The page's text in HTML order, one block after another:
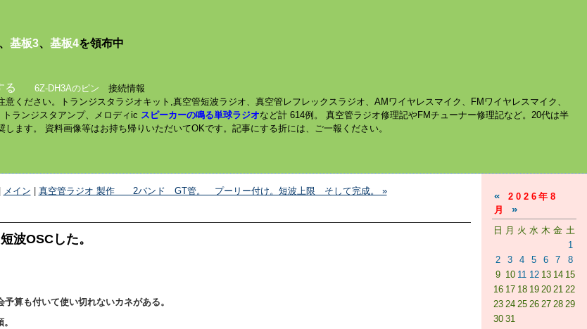
、 基板3、 基板4を領布中
る 6Z-DH3Aのピン 接続情報
ください。トランジスタラジオキット,真空管短波ラジオ、真空管レフレックスラジオ、AMワイヤレスマイク、FMワイヤレスマイク、
ランジスタアンプ、メロディic スピーカーの鳴る単球ラジオなど計 614例。 真空管ラジオ修理記やFMチューナー修理記など。20代は半
ます。 資料画像等はお持ち帰りいただいてOKです。記事にする折には、ご一報ください。
メイン 真空管ラジオ 製作 2バンド GT管。 プーリー付け。短波上限 そして完成。 »
OSCした。
算も付いて使い切れないカネがある。
« 2026年8
月
»
日 月 火 水 木 金 土
1
2
3 4 5 6 7
8
9 10 11 12 13 14 15
16 17 18 19 20 21 22
23 24 25 26 27 28 29
30 31